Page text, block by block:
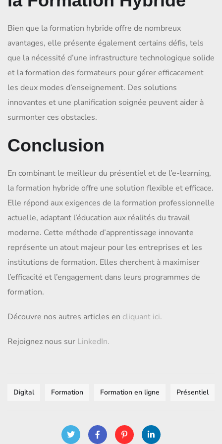
Bien que la formation hybride offre de nombreux
avantages, elle présente également certains défis, tels
que la nécessité d’une infrastructure technologique solide
et la formation des formateurs pour gérer efficacement
les deux modes d’enseignement. Des solutions
innovantes et une planification soignée peuvent aider à
surmonter ces obstacles.
Conclusion
En combinant le meilleur du présentiel et de l’e-learning,
la formation hybride offre une solution flexible et efficace.
Elle répond aux exigences de la formation professionnelle
actuelle, adaptant l’éducation aux réalités du travail
moderne. Cette méthode d’apprentissage innovante
représente un atout majeur pour les entreprises et les
institutions de formation. Elles cherchent à maximiser
l’efficacité et l’engagement dans leurs programmes de
formation.
Découvre nos autres articles en cliquant ici.
Rejoignez nous sur LinkedIn.
Digital Formation Formation en ligne Présentiel